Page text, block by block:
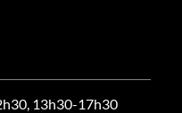
13h30-17h30